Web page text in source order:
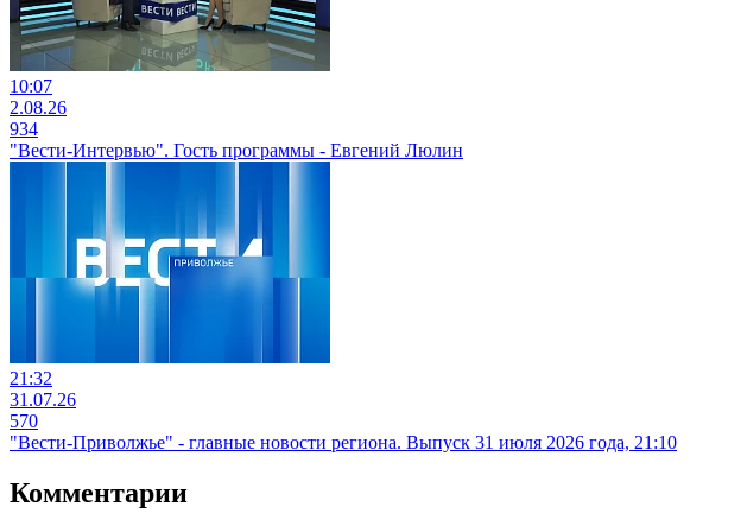
10:07
2.08.26
934
"Вести-Интервью". Гость программы - Евгений Люлин
21:32
31.07.26
570
"Вести-Приволжье" - главные новости региона. Выпуск 31 июля 2026 года, 21:10
Комментарии